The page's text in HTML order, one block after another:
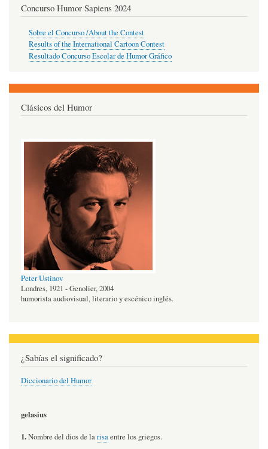
Concurso Humor Sapiens 2024
Sobre el Concurso /About the Contest
Results of the International Cartoon Contest
Resultado Concurso Escolar de Humor Gráfico
Clásicos del Humor
Peter Ustinov
Londres, 1921 - Genolier, 2004
humorista audiovisual, literario y escénico inglés.
¿Sabías el significado?
Diccionario del Humor
gelasius
1.Nombre del dios de larisaentre los griegos.